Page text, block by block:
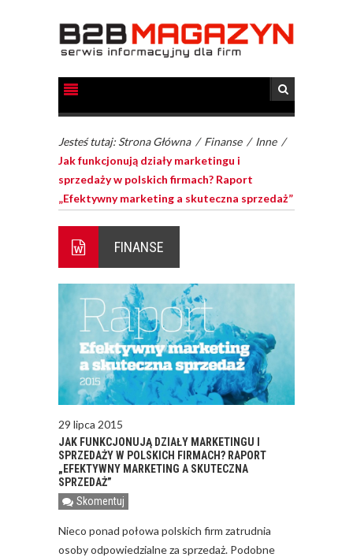
Jesteś tutaj: Strona Główna / Finanse / Inne /
Jak funkcjonują działy marketingu i
sprzedaży w polskich firmach? Raport
„Efektywny marketing a skuteczna sprzedaż”
FINANSE
29 lipca 2015
JAK FUNKCJONUJĄ DZIAŁY MARKETINGU I
SPRZEDAŻY W POLSKICH FIRMACH? RAPORT
„EFEKTYWNY MARKETING A SKUTECZNA
SPRZEDAŻ”
Skomentuj
Nieco ponad połowa polskich firm zatrudnia
osoby odpowiedzialne za sprzedaż. Podobne